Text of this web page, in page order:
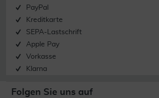
PayPal
Kreditkarte
SEPA-Lastschrift
Apple Pay
Vorkasse
Klarna
Folgen Sie uns auf